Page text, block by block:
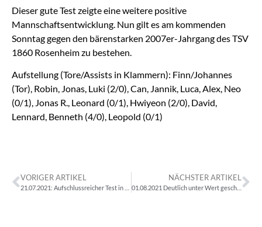
Dieser gute Test zeigte eine weitere positive
Mannschaftsentwicklung. Nun gilt es am kommenden
Sonntag gegen den bärenstarken 2007er-Jahrgang des TSV
1860 Rosenheim zu bestehen.
Aufstellung (Tore/Assists in Klammern): Finn/Johannes
(Tor), Robin, Jonas, Luki (2/0), Can, Jannik, Luca, Alex, Neo
(0/1), Jonas R., Leonard (0/1), Hwiyeon (2/0), David,
Lennard, Benneth (4/0), Leopold (0/1)
VORIGER ARTIKEL NÄCHSTER ARTIKEL
01.08.2021 Deutlich unter Wert geschlagen